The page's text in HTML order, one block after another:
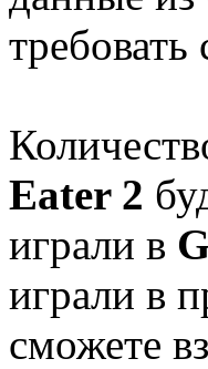
Eater 2
играли в
играли в
сможете